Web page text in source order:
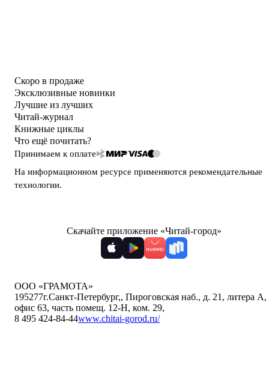
Скоро в продаже
Эксклюзивные новинки
Лучшие из лучших
Читай-журнал
Книжные циклы
Что ещё почитать?
Принимаем к оплате
На информационном ресурсе применяются рекомендательные
технологии.
Скачайте приложение «Читай-город»
ООО «ГРАМОТА»
195277г.Санкт-Петербург,, Пироговская наб., д. 21, литера А,
офис 63, часть помещ. 12-Н, ком. 29,
8 495 424-84-44www.chitai-gorod.ru/